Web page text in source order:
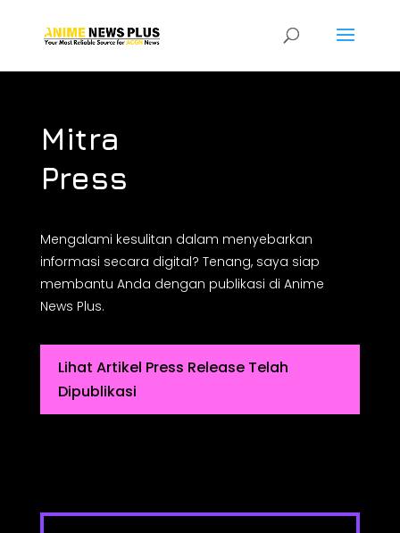
Mitra
Press
Mengalami kesulitan dalam menyebarkan
informasi secara digital? Tenang, saya siap
membantu Anda dengan publikasi di Anime
News Plus.
Lihat Artikel Press Release Telah
Dipublikasi